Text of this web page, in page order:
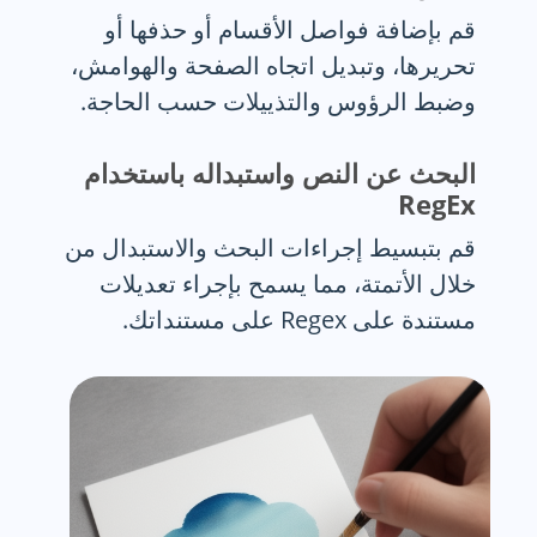
قم بإضافة فواصل الأقسام أو حذفها أو
تحريرها، وتبديل اتجاه الصفحة والهوامش،
وضبط الرؤوس والتذييلات حسب الحاجة.
البحث عن النص واستبداله باستخدام
RegEx
قم بتبسيط إجراءات البحث والاستبدال من
خلال الأتمتة، مما يسمح بإجراء تعديلات
مستندة على Regex على مستنداتك.